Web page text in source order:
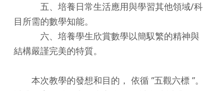
五、培養日常生活應用與學習其他領域/科
目所需的數學知能。
六、培養學生欣賞數學以簡馭繁的精神與
結構嚴謹完美的特質。
本次教學的發想和目的， 依循 ”五觀六標 ”。